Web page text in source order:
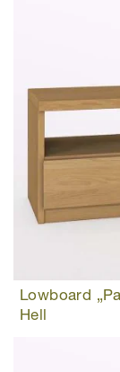
Lowboard
Hell